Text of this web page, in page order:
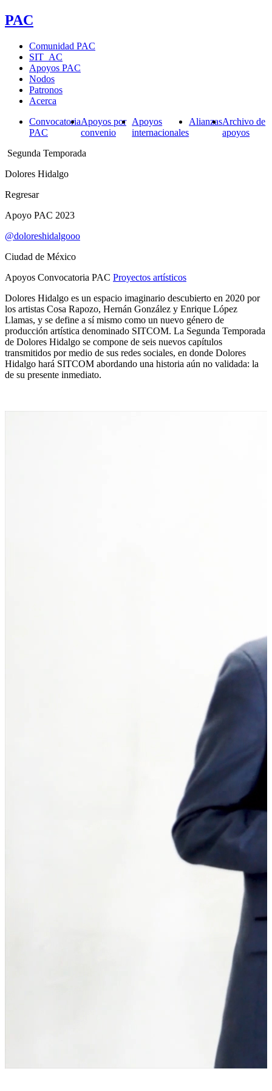
PAC
Comunidad PAC
SIT_AC
Apoyos PAC
Nodos
Patronos
Acerca
Convocatoria
PAC
Apoyos por
convenio
Apoyos
internacionales
AlianzasArchivo de
apoyos
Segunda Temporada
Dolores Hidalgo
Regresar
Apoyo PAC 2023
@doloreshidalgooo
Ciudad de México
Apoyos Convocatoria PAC Proyectos artísticos
Dolores Hidalgo es un espacio imaginario descubierto en 2020 por
los artistas Cosa Rapozo, Hernán González y Enrique López
Llamas, y se define a sí mismo como un nuevo género de
producción artística denominado SITCOM. La Segunda Temporada
de Dolores Hidalgo se compone de seis nuevos capítulos
transmitidos por medio de sus redes sociales, en donde Dolores
Hidalgo hará SITCOM abordando una historia aún no validada: la
de su presente inmediato.